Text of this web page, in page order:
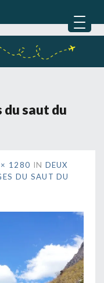
du saut du
1280 IN DEUX
DU SAUT DU